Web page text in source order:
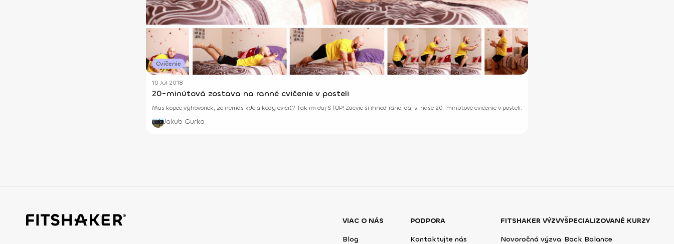
Cvičenie
10 Júl 2018
20-minútová zostava na ranné cvičenie v posteli
Máš kopec výhovoriek, že nemáš kde a kedy cvičiť? Tak im daj STOP! Zacvič si ihneď ráno, daj si naše 20-minútové cvičenie v posteli.
Jakub Gurka
VIAC O NÁS
Blog
PODPORA
Kontaktujte nás
FITSHAKER VÝZVY
Novoročná výzva
ŠPECIALIZOVANÉ KURZY
Back Balance